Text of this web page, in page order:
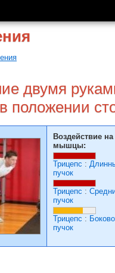
двумя
положении
Воздействие на
мышцы:
Трицепс :
пучок
Трицепс :
пучок
Трицепс :
пучок